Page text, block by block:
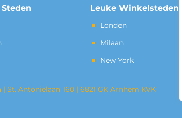
Leuke Winkelsteden
Londen
Milaan
New York
Antonielaan 160 | 6821 GK Arnhem KVK